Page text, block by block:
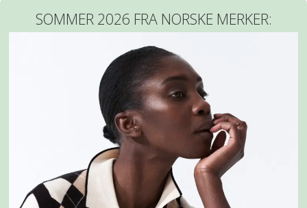
SOMMER 2026 FRA NORSKE MERKER: